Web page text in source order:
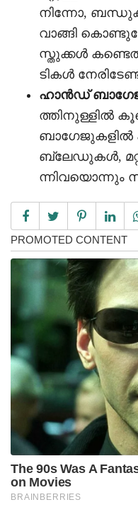
നിന്നോ,
വാങ്ങി
സ്തുക്കൾ
ടികൾ
ഹാൻഡ്
ത്തിനുള്ളിൽ
ബാഗേജുകളിൽ
ബ്ലേഡുകൾ,
ന്നിവയൊന്നും